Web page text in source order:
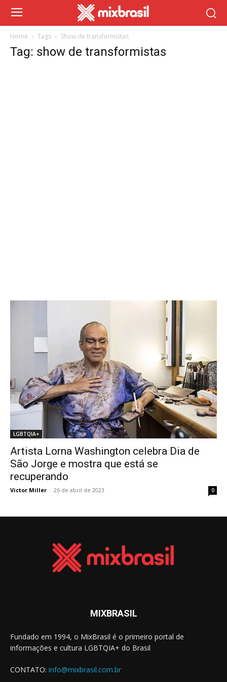
Home Tags Show de transformistas
Tag: show de transformistas
LGBTQIA+
Artista Lorna Washington celebra Dia de
São Jorge e mostra que está se
recuperando
Victor Miller - 26 de abril de 2023 0
MIXBRASIL
Fundado em 1994, o MixBrasil é o primeiro portal de
informações e cultura LGBTQIA+ do Brasil
CONTATO: info@mixbrasil.com.br